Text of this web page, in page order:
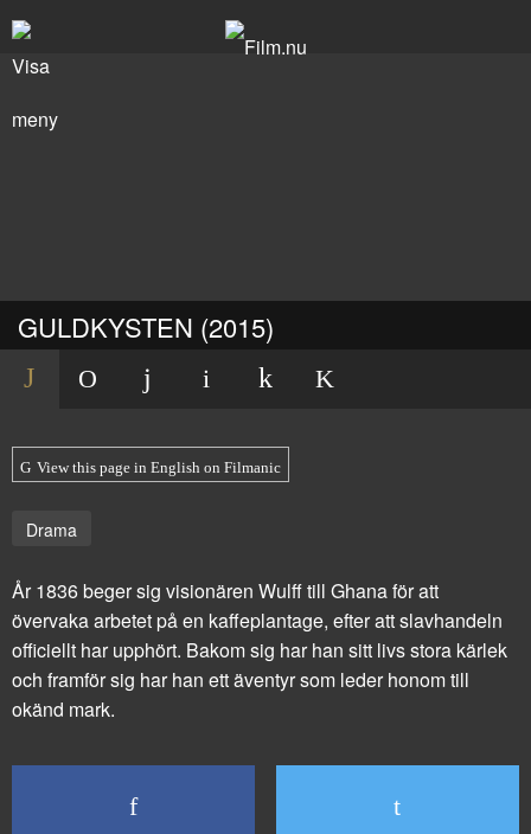
GULDKYSTEN (2015)
View this page in English on Filmanic
Drama
År 1836 beger sig visionären Wulff till Ghana för att
övervaka arbetet på en kaffeplantage, efter att slavhandeln
officiellt har upphört. Bakom sig har han sitt livs stora kärlek
och framför sig har han ett äventyr som leder honom till
okänd mark.